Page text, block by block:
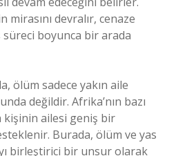
devralır, cenaze
boyunca bir arada
ölüm sadece yakın aile
değildir. Afrika’nın bazı
ailesi geniş bir
Burada, ölüm ve yas
birleştirici bir unsur olarak